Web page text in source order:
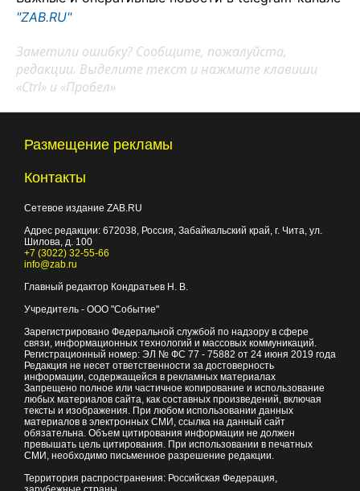
"ZAB.RU"
Заметили ошибку? Сообщите, пожалуйста,
редакции. Выделите текст и нажмите клавиши
«Ctrl» и «Пробел»
Размещение рекламы
Контакты
Сетевое издание ZAB.RU
Адрес редакции: 672038, Россия, Забайкальский край, г. Чита, ул.
Шилова, д. 100
+7 (3022) 32-55-66
info@zab.ru
Главный редактор Кондратьев Н. В.
Учредитель - ООО "Событие"
Зарегистрировано Федеральной службой по надзору в сфере
связи, информационных технологий и массовых коммуникаций.
Регистрационный номер: ЭЛ № ФС 77 - 75882 от 24 июня 2019 года
Редакция не несет ответственности за достоверность
информации, содержащейся в рекламных материалах
Запрещено полное или частичное копирование и использование
любых материалов сайта, как составных произведений, включая
тексты и изображения. При любом использовании данных
материалов в электронных СМИ, ссылка на данный сайт
обязательна. Объем цитирования информации не должен
превышать цель цитирования. При использовании в печатных
СМИ, необходимо письменное разрешение редакции.
Территория распространения: Российская Федерация,